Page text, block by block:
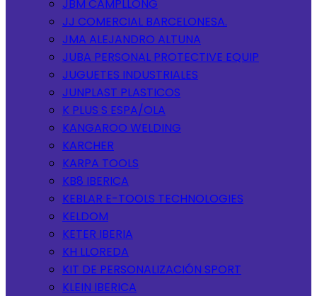
JBM CAMPLLONG
JJ COMERCIAL BARCELONESA.
JMA ALEJANDRO ALTUNA
JUBA PERSONAL PROTECTIVE EQUIP
JUGUETES INDUSTRIALES
JUNPLAST PLASTICOS
K PLUS S ESPA/OLA
KANGAROO WELDING
KARCHER
KARPA TOOLS
KB8 IBERICA
KEBLAR E-TOOLS TECHNOLOGIES
KELDOM
KETER IBERIA
KH LLOREDA
KIT DE PERSONALIZACIÓN SPORT
KLEIN IBERICA